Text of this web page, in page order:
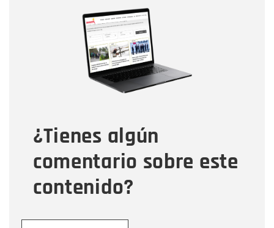
¿Tienes algún
comentario sobre este
contenido?
Correo electrónico
Tipo de comentario
Mensaje